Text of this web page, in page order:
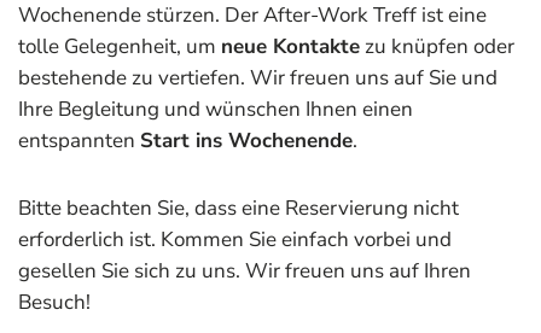
Wochenende stürzen. Der After-Work Treff ist eine
tolle Gelegenheit, um neue Kontakte zu knüpfen oder
bestehende zu vertiefen. Wir freuen uns auf Sie und
Ihre Begleitung und wünschen Ihnen einen
entspannten Start ins Wochenende.
Bitte beachten Sie, dass eine Reservierung nicht
erforderlich ist. Kommen Sie einfach vorbei und
gesellen Sie sich zu uns. Wir freuen uns auf Ihren
Besuch!